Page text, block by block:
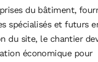
du bâtiment,
spécialisés et futurs
du site, le chantier
économique pour